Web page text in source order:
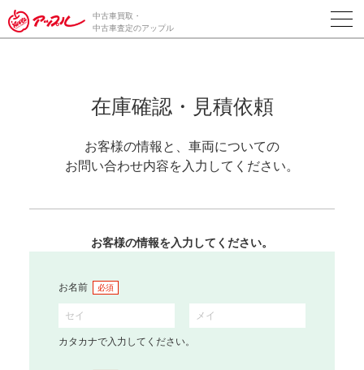
中古車買取・
中古車査定のアップル
在庫確認・見積依頼
お客様の情報と、車両についての
お問い合わせ内容を入力してください。
お客様の情報を入力してください。
お名前 必須
カタカナで入力してください。